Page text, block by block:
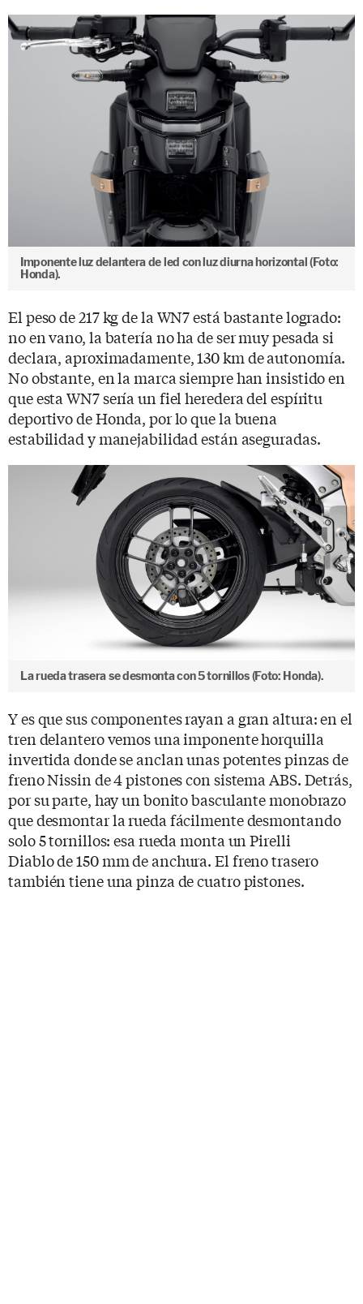
Imponente luz delantera de led con luz diurna horizontal (Foto:
Honda).
El peso de 217 kg de la WN7 está bastante logrado:
no en vano, la batería no ha de ser muy pesada si
declara, aproximadamente, 130 km de autonomía.
No obstante, en la marca siempre han insistido en
que esta WN7 sería un fiel heredera del espíritu
deportivo de Honda, por lo que la buena
estabilidad y manejabilidad están aseguradas.
La rueda trasera se desmonta con 5 tornillos (Foto: Honda).
Y es que sus componentes rayan a gran altura: en el
tren delantero vemos una imponente horquilla
invertida donde se anclan unas potentes pinzas de
freno Nissin de 4 pistones con sistema ABS. Detrás,
por su parte, hay un bonito basculante monobrazo
que desmontar la rueda fácilmente desmontando
solo 5 tornillos: esa rueda monta un Pirelli
Diablo de 150 mm de anchura. El freno trasero
también tiene una pinza de cuatro pistones.